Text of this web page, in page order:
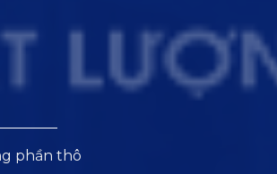
phần thô